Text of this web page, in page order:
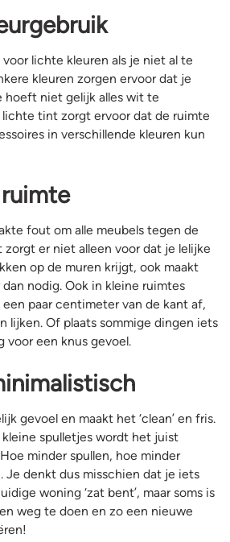
voor lichte kleuren als je niet al te
kleuren zorgen ervoor dat je
hoeft niet gelijk alles wit te
lichte tint zorgt ervoor dat de ruimte
in verschillende kleuren kun
fout om alle meubels tegen de
zorgt er niet alleen voor dat je lelijke
op de muren krijgt, ook maakt
nodig. Ook in kleine ruimtes
paar centimeter van de kant af,
lijken. Of plaats sommige dingen iets
voor een knus gevoel.
gevoel en maakt het ‘clean’ en fris.
spulletjes wordt het juist
minder spullen, hoe minder
Je denkt dus misschien dat je iets
woning ‘zat bent’, maar soms is
weg te doen en zo een nieuwe